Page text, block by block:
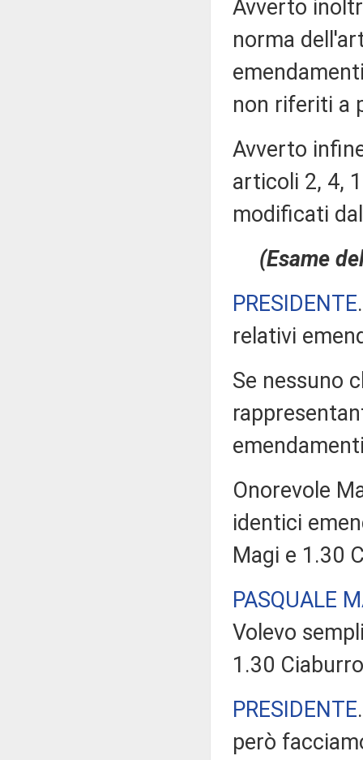
Avverto
norma
non riferiti a
Avverto
articoli 2, 4,
modificati
(Esame
PRESIDENTE
relativi
Se nessuno
Onorevole
identici
Magi e 1.30
PASQUALE
Volevo
1.30
PRESIDENTE
però